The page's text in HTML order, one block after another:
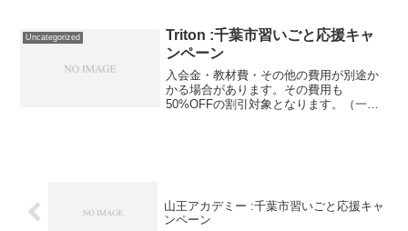
2022/03/31英会話月4回（週...
Uncategorized
Triton :千葉市習いごと応援キャ
ンペーン
入会金・教材費・その他の費用が別途か
かる場合があります。その費用も
50%OFFの割引対象となります。（一部
山王アカデミー :千葉市習いごと応援キャ
ンペーン